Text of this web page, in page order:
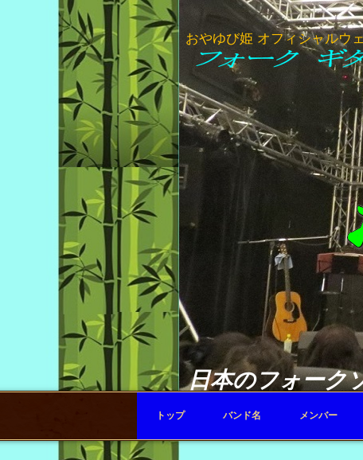
日本のフォーク
おやゆび姫 オフィシャルウ
トップ バンド名 メンバー